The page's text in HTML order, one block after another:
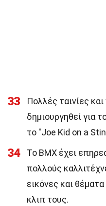
33
Πολλές ταινίες
δημιουργηθεί για
το "Joe Kid on a
34
Το BMX έχει
πολλούς
εικόνες και
κλιπ τους.